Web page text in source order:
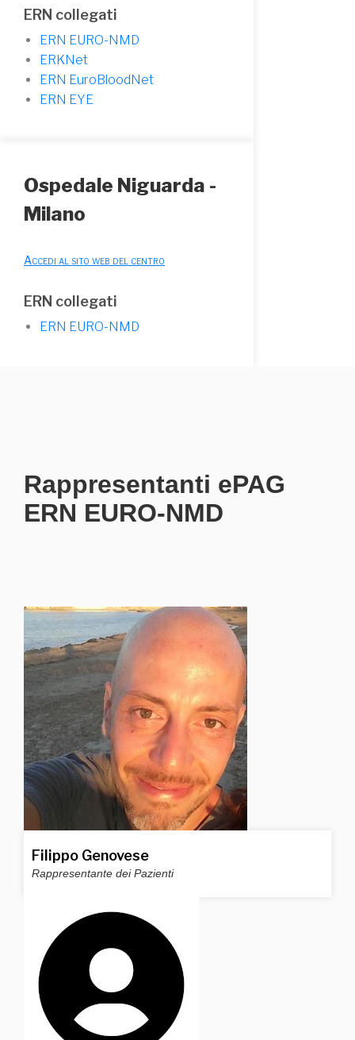
ERN collegati
ERN EURO-NMD
ERKNet
ERN EuroBloodNet
ERN EYE
Ospedale Niguarda -
Milano
Accedi al sito web del centro
ERN collegati
ERN EURO-NMD
Rappresentanti ePAG
ERN EURO-NMD
Filippo Genovese
Rappresentante dei Pazienti